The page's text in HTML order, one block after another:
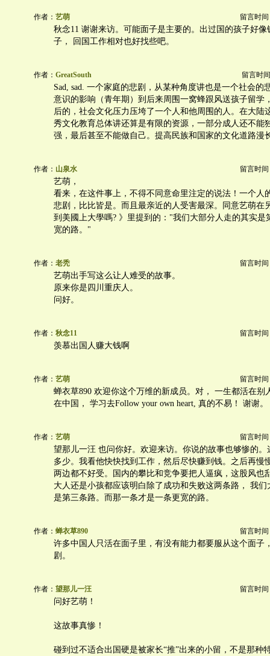
作者： 艺萌 留言时间
秋念11 谢谢来访。可能面子是主要的。出过国的孩子好像
子， 回国工作相对也好找些吧。
作者： GreatSouth 留言时
Sad, sad. 一个家庭的悲剧，从某种角度讲也是一个社会的
意识的影响（青年期）到后来周围一窝蜂跟风送孩子留学
后的，社会文化压力压垮了一个人和他周围的人。在大陆
秀文化教育总体讲还算是有限的资源，一部分成人还不能
强，最后甚至不能做自己。提高民族和国家的文化道路漫
作者： 山泉水 留言时间
艺萌，
看来，在这件事上，不得不同意命里注定的说法！一个人
悲剧，比比皆是。而且最亲近的人受害最深。同意艺萌在
到美國上大學嗎? 》里提到的："我们大部分人走的其实是
宽的路。"
作者： 老秃 留言时间
艺萌出手写这么让人难受的故事。
原来你是四川重庆人。
问好。
作者： 秋念11 留言时间
羡慕出国人赚大钱啊
作者： 艺萌 留言时间
蝉衣草890 欢迎你这个万维的新成员。对， 一生都活在别
在中国， 学习去Follow your own heart, 真的不易！ 谢谢。
作者： 艺萌 留言时间
望那儿一汪 也问你好。欢迎来访。你说的故事也够惨的。
多少。我看他快快找到工作，然后尽快赚到钱。之后再慢
两边都不好受。国内的攀比和竞争要把人逼疯，这股风也
大人还是小孩都应该明白除了成功和失败这两条路， 我
是第三条路。而那一条才是一条更宽的路。
作者： 蝉衣草890 留言时间
许多中国人只活在面子里，有没有能力都要服从这个面子
剧。
作者： 望那儿一汪 留言时间
问好艺萌！
这故事真惨！
碰到过不适合出国硬是被家长“推”出来的小留，不是那种